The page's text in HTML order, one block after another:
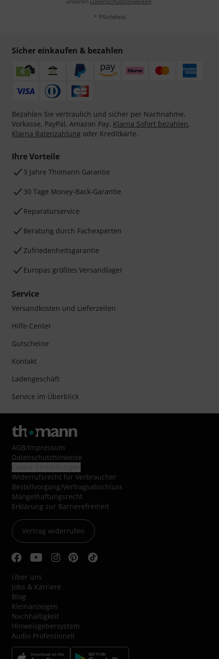
* Pflichtfeld
Sicher einkaufen & bezahlen
Bezahlen Sie vertraulich und sicher per Nachnahme,
Vorkasse, PayPal, Amazon Pay, Klarna Sofort bezahlen,
Klarna Ratenzahlung oder Kreditkarte.
Ihre Vorteile
3 Jahre Thomann Garantie
30 Tage Money-Back-Garantie
Reparaturservice
Beratung durch Fachexperten
Zufriedenheitsgarantie
Europas größtes Versandlager
Service
Versandkosten und Lieferzeiten
Hilfe-Center
Gutscheine
Kontakt
Ladengeschäft
Service im Überblick
AGB/Impressum
Datenschutzhinweise
Widerrufsrecht für Verbraucher
Bestellvorgang/Vertragsabschluss
Mängelhaftungsrecht
Erklärung zur Barrierefreiheit
Vertrag widerrufen
Über uns
Jobs & Karriere
Blog
Kleinanzeigen
Nachhaltigkeit
Hinweisgebersystem
Audio Professionell